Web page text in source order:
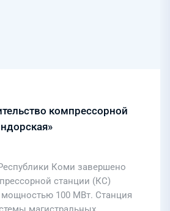
компрессорной
Коми завершено
станции (КС)
мощностью 100 МВт. Станция